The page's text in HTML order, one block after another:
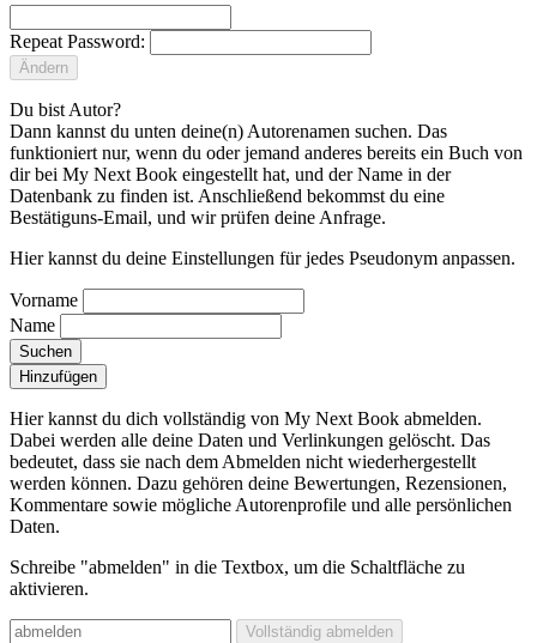
Repeat Password:
Ändern
Du bist Autor?
Dann kannst du unten deine(n) Autorenamen suchen. Das
funktioniert nur, wenn du oder jemand anderes bereits ein Buch von
dir bei My Next Book eingestellt hat, und der Name in der
Datenbank zu finden ist. Anschließend bekommst du eine
Bestätiguns-Email, und wir prüfen deine Anfrage.
Hier kannst du deine Einstellungen für jedes Pseudonym anpassen.
Vorname
Name
Suchen
Hinzufügen
Hier kannst du dich vollständig von My Next Book abmelden.
Dabei werden alle deine Daten und Verlinkungen gelöscht. Das
bedeutet, dass sie nach dem Abmelden nicht wiederhergestellt
werden können. Dazu gehören deine Bewertungen, Rezensionen,
Kommentare sowie mögliche Autorenprofile und alle persönlichen
Daten.
Schreibe "abmelden" in die Textbox, um die Schaltfläche zu
aktivieren.
Vollständig abmelden